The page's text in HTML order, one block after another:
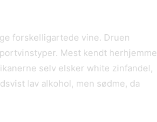
forskelligartede vine. Druen
Mest kendt herhjemme
selv elsker white zinfandel,
lav alkohol, men sødme, da